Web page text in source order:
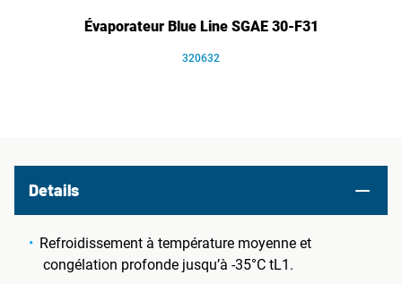
Évaporateur Blue Line SGAE 30-F31
320632
Details
Refroidissement à température moyenne et
congélation profonde jusqu’à -35°C tL1.